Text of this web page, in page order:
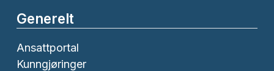
Generelt
Ansattportal
Kunngjøringer